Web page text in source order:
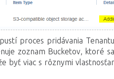
proces pridávania
zoznam Bucketov, ktoré
byť viac s rôznymi